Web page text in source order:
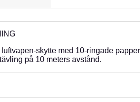
skytte med 10-ringade
på 10 meters avstånd.